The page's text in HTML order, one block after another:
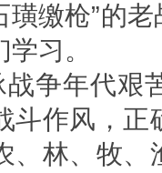
枪”的老
习。
年代艰苦
斗作风，
、林、牧